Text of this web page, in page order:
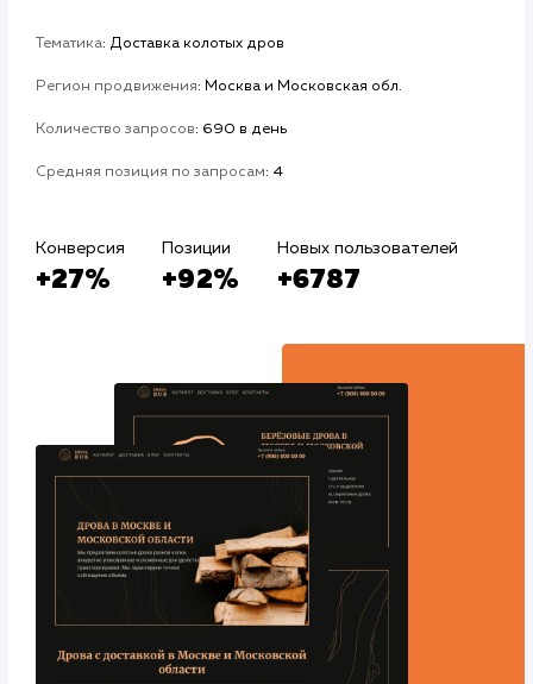
Авито
: Доставка колотых дров
Регион продвижения : Москва и Московская обл.
Средняя позиция по запросам: 4
Конверсия
+27%
Позиции
+92%
Новых пользователей
+6787